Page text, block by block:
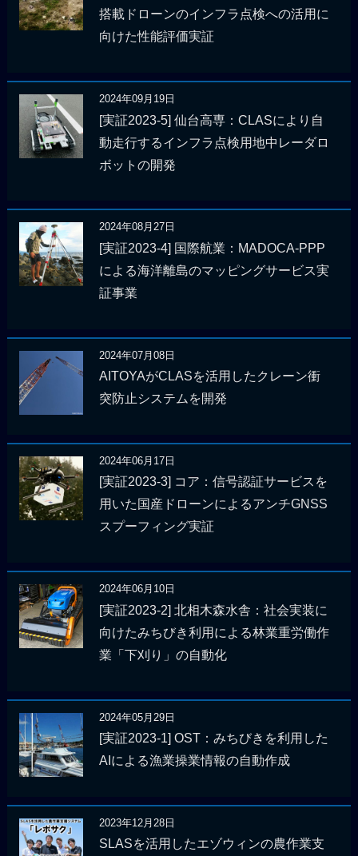
搭載ドローンのインフラ点検への活用に
向けた性能評価実証
2024年09月19日
[実証2023-5] 仙台高専：CLASにより自
動走行するインフラ点検用地中レーダロ
ボットの開発
2024年08月27日
[実証2023-4] 国際航業：MADOCA-PPP
による海洋離島のマッピングサービス実
証事業
2024年07月08日
AITOYAがCLASを活用したクレーン衝
突防止システムを開発
2024年06月17日
[実証2023-3] コア：信号認証サービスを
用いた国産ドローンによるアンチGNSS
スプーフィング実証
2024年06月10日
[実証2023-2] 北相木森水舎：社会実装に
向けたみちびき利用による林業重労働作
業「下刈り」の自動化
2024年05月29日
[実証2023-1] OST：みちびきを利用した
AIによる漁業操業情報の自動作成
2023年12月28日
SLASを活用したエゾウィンの農作業支